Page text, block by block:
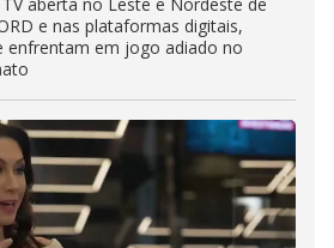
e nas plataformas digitais,
enfrentam em jogo adiado no